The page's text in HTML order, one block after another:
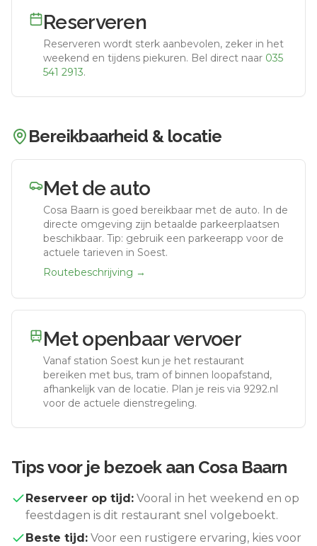
Reserveren
Reserveren wordt sterk aanbevolen, zeker in het
weekend en tijdens piekuren. Bel direct naar 035
541 2913.
Bereikbaarheid & locatie
Met de auto
Cosa Baarn is goed bereikbaar met de auto. In de
directe omgeving zijn betaalde parkeerplaatsen
beschikbaar. Tip: gebruik een parkeerapp voor de
actuele tarieven in Soest.
Routebeschrijving →
Met openbaar vervoer
Vanaf station Soest kun je het restaurant
bereiken met bus, tram of binnen loopafstand,
afhankelijk van de locatie. Plan je reis via 9292.nl
voor de actuele dienstregeling.
Tips voor je bezoek aan Cosa Baarn
Reserveer op tijd: Vooral in het weekend en op
feestdagen is dit restaurant snel volgeboekt.
Beste tijd: Voor een rustigere ervaring, kies voor